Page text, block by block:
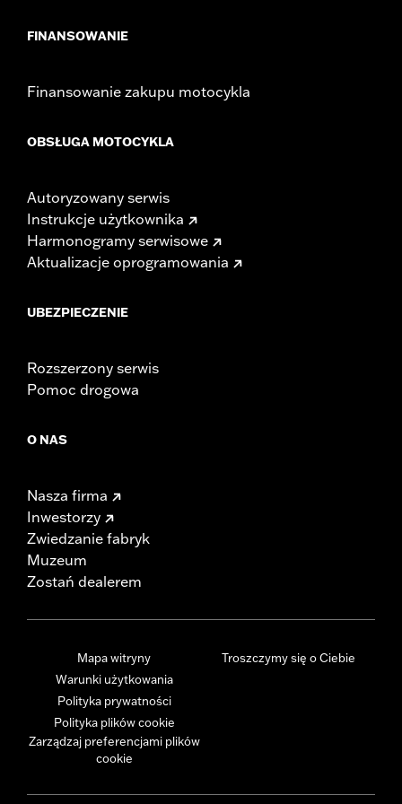
FINANSOWANIE
Finansowanie zakupu motocykla
OBSŁUGA MOTOCYKLA
Autoryzowany serwis
Instrukcje użytkownika
Harmonogramy serwisowe
Aktualizacje oprogramowania
UBEZPIECZENIE
Rozszerzony serwis
Pomoc drogowa
O NAS
Nasza firma
Inwestorzy
Zwiedzanie fabryk
Muzeum
Zostań dealerem
Mapa witryny
Warunki użytkowania
Polityka prywatności
Polityka plików cookie
Zarządzaj preferencjami plików
cookie
Troszczymy się o Ciebie